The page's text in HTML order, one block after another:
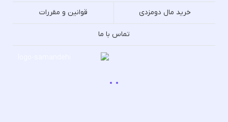
خرید مال دومزدی قوانین و مقررات
تماس با ما